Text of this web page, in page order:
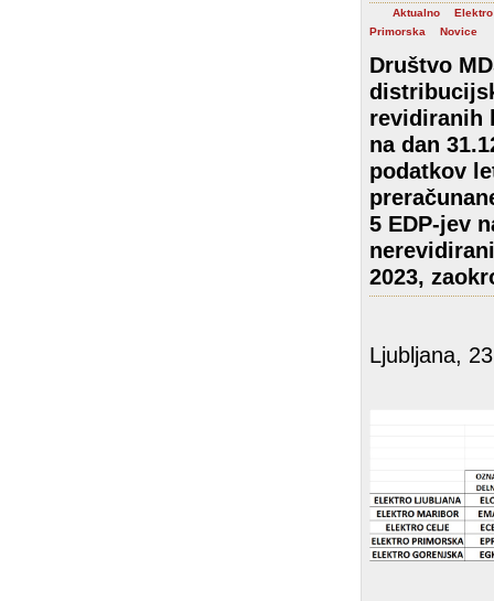
Aktualno
Primorska
Novice
Društvo
revidiranih
na dan
podatkov
5 EDP-jev
2023,
Ljubljana,